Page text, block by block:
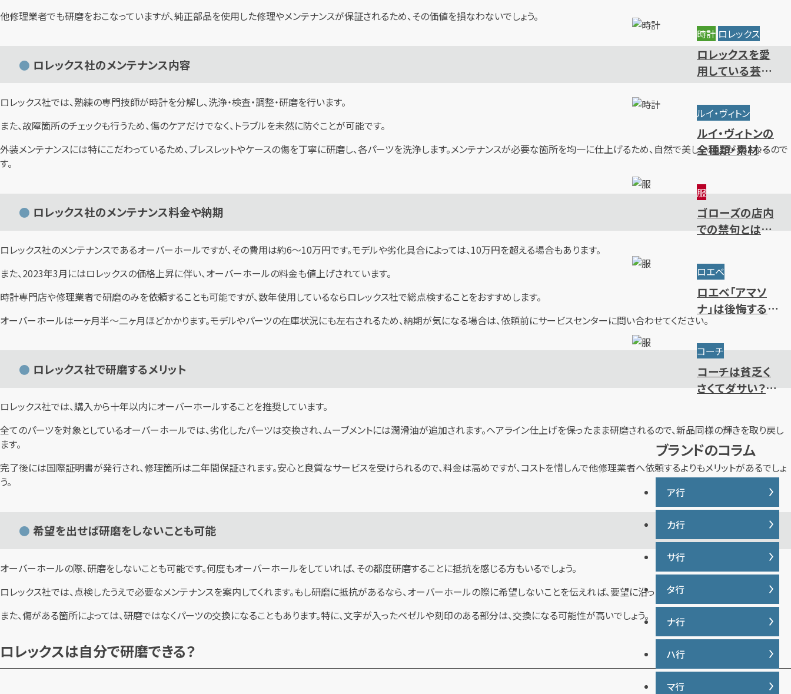
他修理業者でも研磨をおこなっていますが、純正部品を使用した修理やメンテナンスが保証されるため、その価値を損なわないでしょう。
ロレックス社のメンテナンス内容
ロレックス社では、熟練の専門技師が時計を分解し、洗浄・検査・調整・研磨を行います。
また、故障箇所のチェックも行うため、傷のケアだけでなく、トラブルを未然に防ぐことが可能です。
外装メンテナンスには特にこだわっているため、ブレスレットやケースの傷を丁寧に研磨し、各パーツを洗浄します。メンテナンスが必要な箇所を均一に仕上げるため、自然で美しい仕上がりになるので
す。
ロレックス社のメンテナンス料金や納期
ロレックス社のメンテナンスであるオーバーホールですが、その費用は約6〜10万円です。モデルや劣化具合によっては、10万円を超える場合もあります。
また、2023年3月にはロレックスの価格上昇に伴い、オーバーホールの料金も値上げされています。
時計専門店や修理業者で研磨のみを依頼することも可能ですが、数年使用しているならロレックス社で総点検することをおすすめします。
オーバーホールは一ヶ月半〜二ヶ月ほどかかります。モデルやパーツの在庫状況にも左右されるため、納期が気になる場合は、依頼前にサービスセンターに問い合わせてください。
ロレックス社で研磨するメリット
ロレックス社では、購入から十年以内にオーバーホールすることを推奨しています。
全てのパーツを対象としているオーバーホールでは、劣化したパーツは交換され、ムーブメントには潤滑油が追加されます。ヘアライン仕上げを保ったまま研磨されるので、新品同様の輝きを取り戻し
ます。
完了後には国際証明書が発行され、修理箇所は二年間保証されます。安心と良質なサービスを受けられるので、料金は高めですが、コストを惜しんで他修理業者へ依頼するよりもメリットがあるでしょ
う。
希望を出せば研磨をしないことも可能
オーバーホールの際、研磨をしないことも可能です。何度もオーバーホールをしていれば、その都度研磨することに抵抗を感じる方もいるでしょう。
ロレックス社では、点検したうえで必要なメンテナンスを案内してくれます。もし研磨に抵抗があるなら、オーバーホールの際に希望しないことを伝えれば、要望に沿った対応をしてもらえます。
また、傷がある箇所によっては、研磨ではなくパーツの交換になることもあります。特に、文字が入ったベゼルや刻印のある部分は、交換になる可能性が高いでしょう。
ロレックスは自分で研磨できる？
えないレアモデ
ルの特徴
時計 ロレックス
ロレックスを愛
用している芸能
ル別にご紹介
ルイ・ヴィトン
ルイ・ヴィトンの
全種類・素材一
～限定・廃盤ライ
ンまで一挙紹介
服
ゴローズの店内
での禁句とは？
抽選方法を解説
ロエベ
ロエベ「アマソ
ナ」は後悔するほ
どダサい？使い
勝手やサイズ・人
気色を解説
コーチ
コーチは貧乏く
さくてダサい？年
説
ブランドのコラム
ア行
IWC
ヴァシュロンコンスタンタン
ウブロ
エルメス
オーデマ ピゲ
オメガ
カ行
カナダグース
カルティエ
グッチ
クロムハーツ
ケイト・スペード
コーチ
サ行
サマンサタバサ
ジーショック
ジャガー・ルクルト
シャネル
シュプリーム
ショパール
タ行
タグ・ホイヤー
ディオール
ティファニー
トリーバーチ
ナ行
ナイキ
ハ行
バーバリー
マ行